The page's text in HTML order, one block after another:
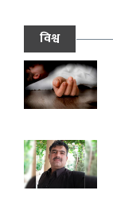
विश्व